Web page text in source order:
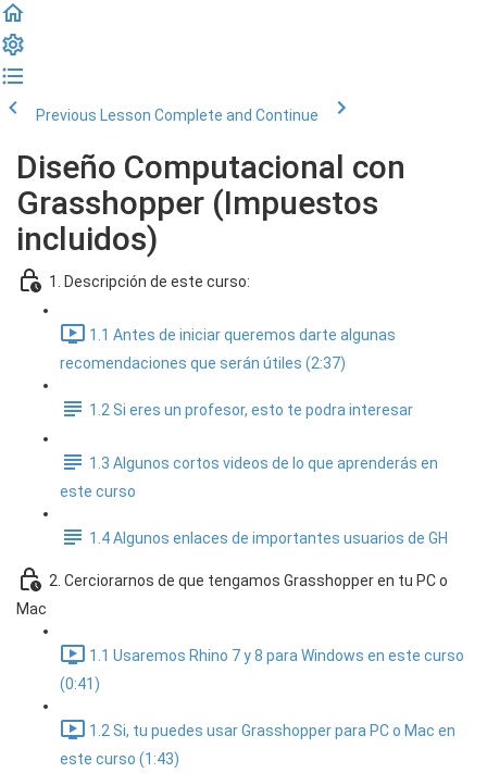
Previous Lesson Complete and Continue
Diseño Computacional con
Grasshopper (Impuestos
incluidos)
1. Descripción de este curso:
1.1 Antes de iniciar queremos darte algunas
recomendaciones que serán útiles (2:37)
1.2 Si eres un profesor, esto te podra interesar
1.3 Algunos cortos videos de lo que aprenderás en
este curso
1.4 Algunos enlaces de importantes usuarios de GH
2. Cerciorarnos de que tengamos Grasshopper en tu PC o
Mac
1.1 Usaremos Rhino 7 y 8 para Windows en este curso
(0:41)
1.2 Si, tu puedes usar Grasshopper para PC o Mac en
este curso (1:43)